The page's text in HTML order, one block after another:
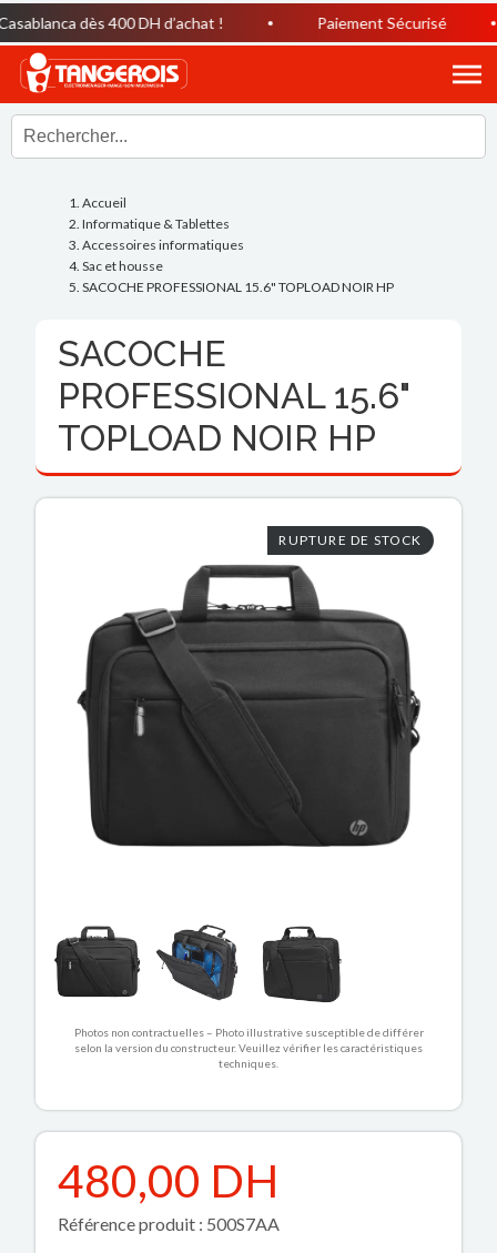
dès 400 DH d’achat ! Paiement Sécurisé
Accueil
Informatique & Tablettes
Accessoires informatiques
Sac et housse
SACOCHE PROFESSIONAL 15.6" TOPLOAD NOIR HP
SACOCHE
PROFESSIONAL 15.6"
TOPLOAD NOIR HP
RUPTURE DE STOCK
Photos non contractuelles – Photo illustrative susceptible de différer
selon la version du constructeur. Veuillez vérifier les caractéristiques
techniques.
480,00 DH
Référence produit : 500S7AA